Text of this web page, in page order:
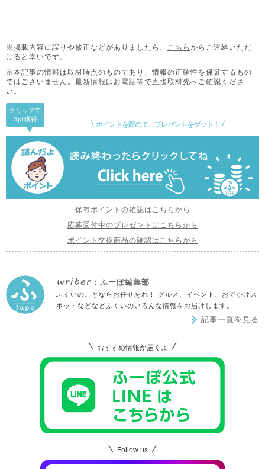
※掲載内容に誤りや修正などがありましたら、 こちら からご連絡いただ
けると幸いです。
※本記事の情報は取材時点のものであり、情報の正確性を保証するもの
ではございません。 最新情報はお電話等で直接取材先へご確認くださ
い。
ポイントを貯めて、プレゼントをゲット！
クリックで
3pt獲得
保有ポイントの確認はこちらから
応募受付中のプレゼントはこちらから
ポイント交換商品の確認はこちらから
writer : ふーぽ編集部
ふくいのことならお任せあれ！ グルメ、イベント、おでかけス
ポットなどなどふくいのいろんな情報をお届けします。
記事一覧を見る
おすすめ情報が届くよ
Follow us